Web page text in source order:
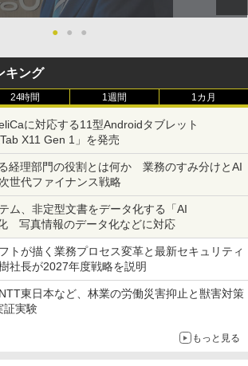
●
● ●
キング
24時間 1週間 1カ月
に対応する11型Androidタブレット
X11 Gen 1」を発売
経理部門の役割とは何か 業務のすみ分けとAI
世代ファイナンス戦略
ム、非定型文書をデータ化する「AI
写真情報のデータ化などに対応
トが描く業務プロセス変革と最新セキュリティ
長が2027年度戦略を説明
東日本など、林業の労働災害抑止と獣害対策
証実験
もっと見る